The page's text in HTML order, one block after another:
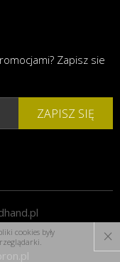
Zapisz sie
ZAPISZ SIĘ
cookies były
×